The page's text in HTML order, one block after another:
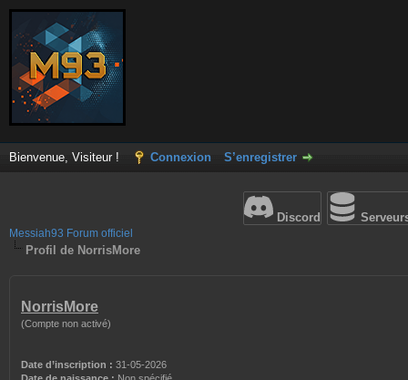
Bienvenue, Visiteur ! Connexion S’enregistrer
Discord
Messiah93 Forum officiel
Profil de NorrisMore
NorrisMore
(Compte non activé)
Date d’inscription : 31-05-2026